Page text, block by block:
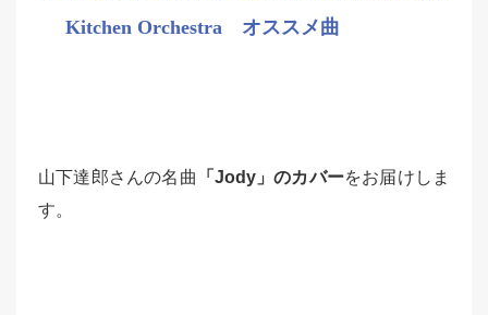
Kitchen Orchestra オススメ曲
山下達郎さんの名曲 「Jody」のカバーをお届けしま
す。